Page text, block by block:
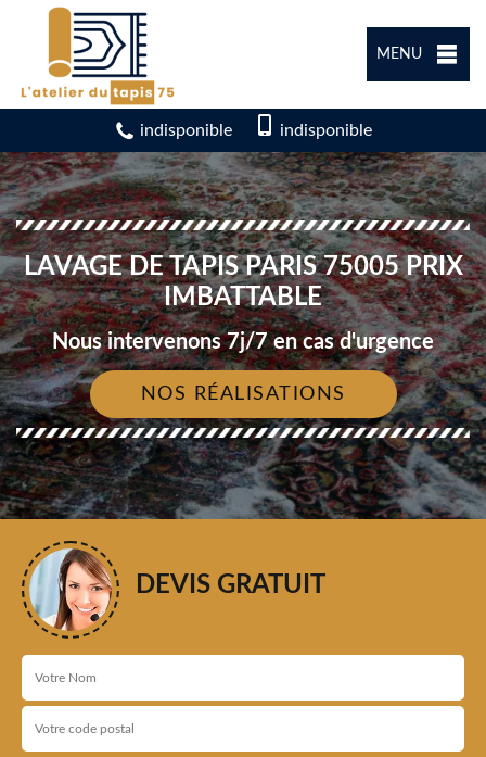
MENU
indisponible indisponible
LAVAGE DE TAPIS PARIS 75005 PRIX
IMBATTABLE
Nous intervenons 7j/7 en cas d'urgence
NOS RÉALISATIONS
DEVIS GRATUIT